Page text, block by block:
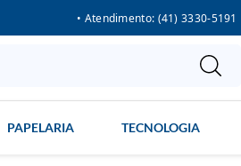
• Atendimento: (41) 3330-5191
PAPELARIA TECNOLOGIA